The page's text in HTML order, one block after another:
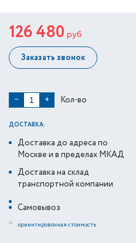
126 480 руб
Заказать звонок
− + Кол-во
ДОСТАВКА:
Доставка до адреса по
Москве и в пределах МКАД
Доставка на склад
транспортной компании
Самовывоз
* ориентировочная стоимость